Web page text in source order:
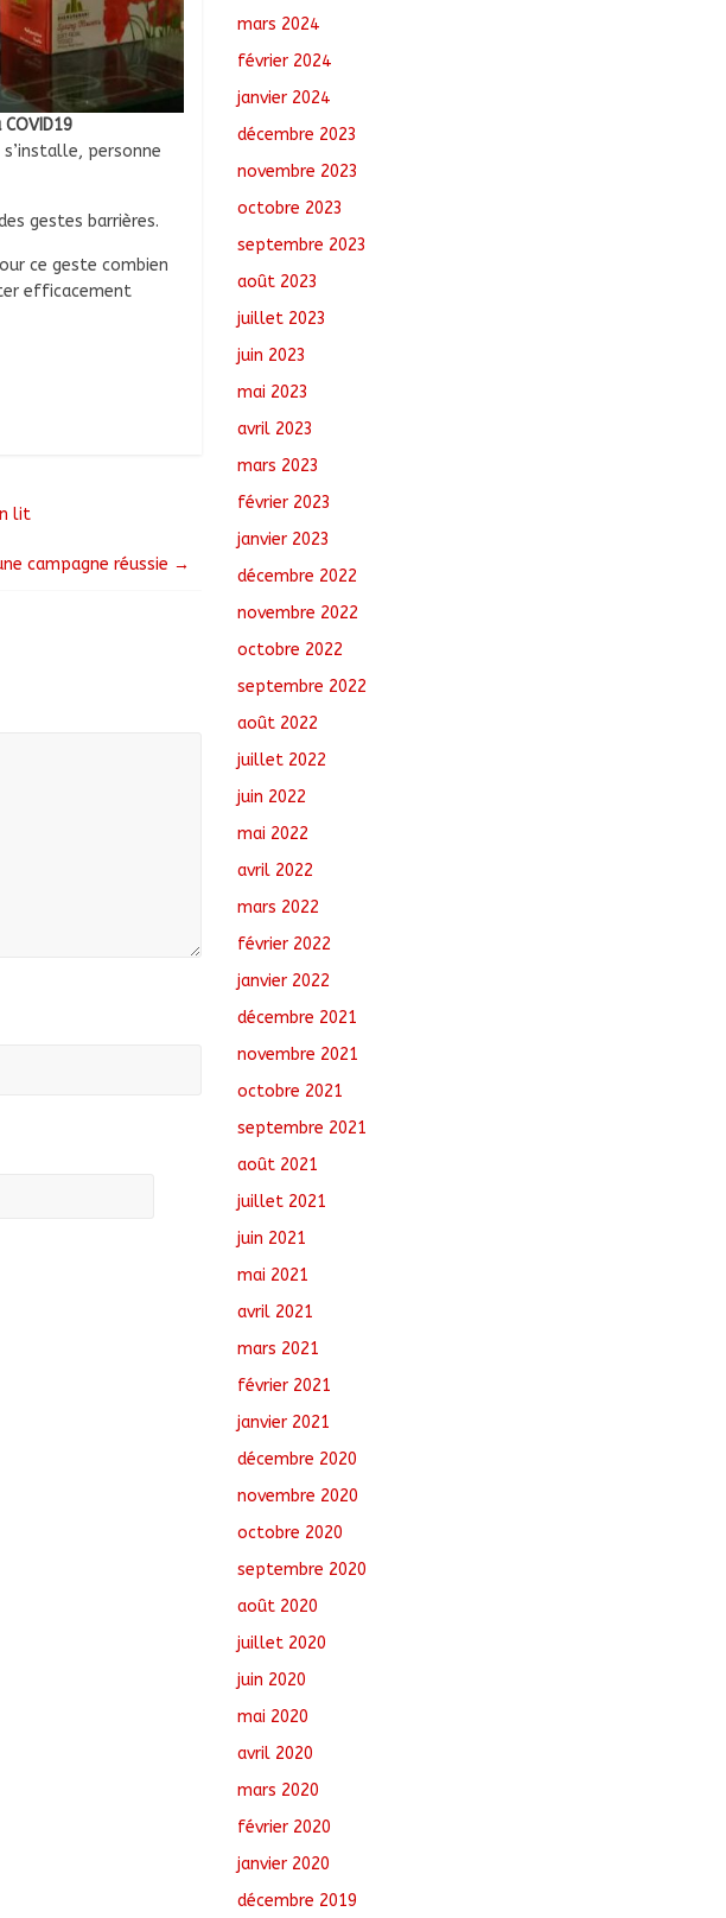
personne
gestes barrières.
ce geste combien
efficacement
lit
campagne réussie →
mars 2024
février 2024
janvier 2024
décembre 2023
novembre 2023
octobre 2023
septembre 2023
août 2023
juillet 2023
juin 2023
mai 2023
avril 2023
mars 2023
février 2023
janvier 2023
décembre 2022
novembre 2022
octobre 2022
septembre 2022
août 2022
juillet 2022
juin 2022
mai 2022
avril 2022
mars 2022
février 2022
janvier 2022
décembre 2021
novembre 2021
octobre 2021
septembre 2021
août 2021
juillet 2021
juin 2021
mai 2021
avril 2021
mars 2021
février 2021
janvier 2021
décembre 2020
novembre 2020
octobre 2020
septembre 2020
août 2020
juillet 2020
juin 2020
mai 2020
avril 2020
mars 2020
février 2020
janvier 2020
décembre 2019